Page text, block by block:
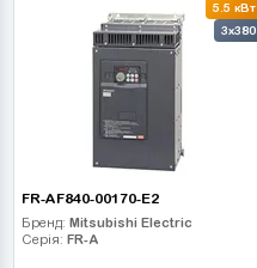
5.5 кВт
3x380
FR-AF840-00170-E2
Бренд: Mitsubishi Electric
Серія: FR-A